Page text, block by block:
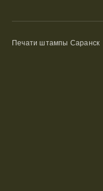
Печати штампы Саранск